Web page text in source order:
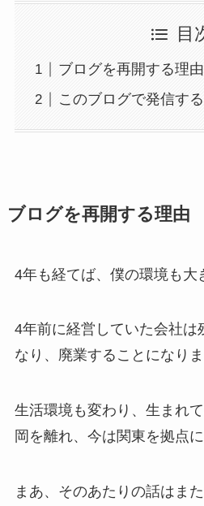
目
ブログを再開する理由
このブログで発信す
ブログを再開する理由
4年も経てば、僕の環境も大
4年前に経営していた会社は
なり、廃業することになりま
生活環境も変わり、生まれ
岡を離れ、今は関東を拠点
まあ、そのあたりの話はま